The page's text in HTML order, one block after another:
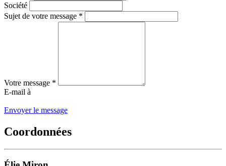
Société
Sujet de votre message *
Votre message *
E-mail à
Envoyer le message
Coordonnées